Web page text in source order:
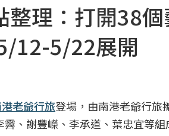
整理：打開38
12-5/22展開
老爺行旅登場，由南港老爺行旅
、謝豐嶸、李承道、葉忠宜等